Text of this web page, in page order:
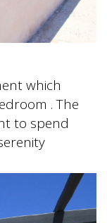
which
. The
to spend